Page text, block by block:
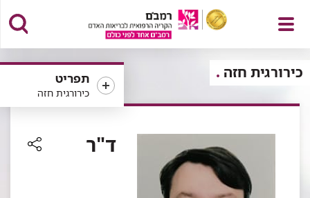
פתח
תפריט
תפריט
כירורגית חזה
כירורגית חזה
ד"ר